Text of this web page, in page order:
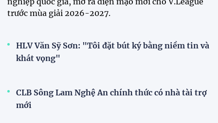
trước mùa giải 2026-2027.
HLV Văn Sỹ Sơn: "Tôi đặt bút ký bằng niềm tin và
khát vọng"
CLB Sông Lam Nghệ An chính thức có nhà tài trợ
mới